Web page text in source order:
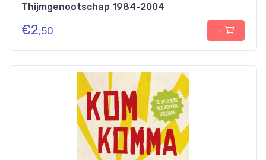
Thijmgenootschap 1984-2004
€2,50 +